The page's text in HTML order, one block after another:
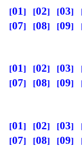
01 02 03
07
08 09
01 02 03
07
08 09
01 02 03
07
08 09